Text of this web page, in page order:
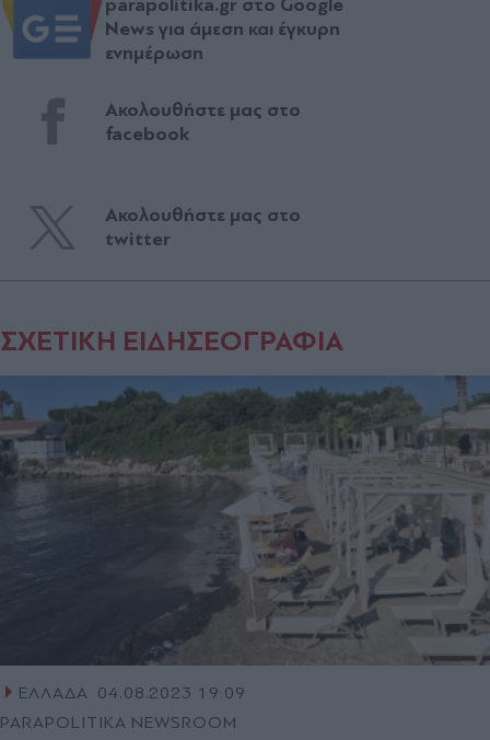
parapolitika.gr στο Google
News για άμεση και έγκυρη
ενημέρωση
Ακολουθήστε μας στο
facebook
Ακολουθήστε μας στο
twitter
ΣΧΕΤΙΚΗ ΕΙΔΗΣΕΟΓΡΑΦΙΑ
ΕΛΛΑΔΑ
04.08.2023 19:09
PARAPOLITIKA NEWSROOM